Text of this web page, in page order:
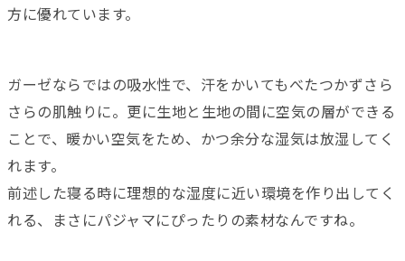
方に優れています。
ガーゼならではの吸水性で、汗をかいてもべたつかずさら
さらの肌触りに。更に生地と生地の間に空気の層ができる
ことで、暖かい空気をため、かつ余分な湿気は放湿してく
れます。
前述した寝る時に理想的な湿度に近い環境を作り出してく
れる、まさにパジャマにぴったりの素材なんですね。